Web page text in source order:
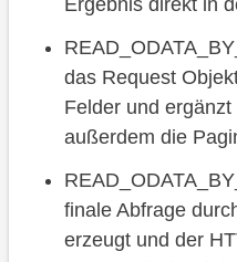
Ergebnis direkt in
das Request
Felder und
außerdem die
finale Abfrage
erzeugt und der